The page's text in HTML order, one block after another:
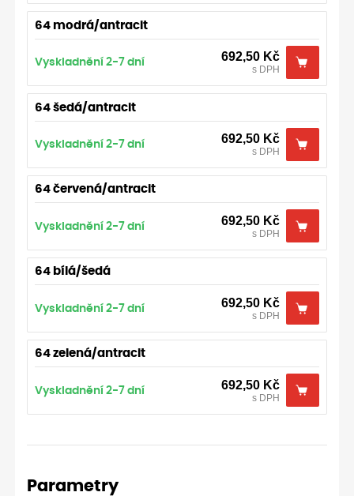
64 modrá/antracit
Vyskladnění 2-7 dní 692,50 Kč
s DPH
64 šedá/antracit
Vyskladnění 2-7 dní 692,50 Kč
s DPH
64 červená/antracit
Vyskladnění 2-7 dní 692,50 Kč
s DPH
64 bílá/šedá
Vyskladnění 2-7 dní 692,50 Kč
s DPH
64 zelená/antracit
Vyskladnění 2-7 dní 692,50 Kč
s DPH
Parametry